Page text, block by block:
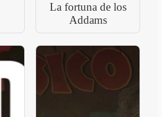
La fortuna de los
Addams